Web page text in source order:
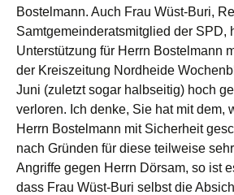
Bostelmann. Auch Frau Wüst-Buri,
Samtgemeinderatsmitglied der SPD,
Unterstützung für Herrn Bostelmann
der Kreiszeitung Nordheide
Juni (zuletzt sogar halbseitig) hoch
verloren. Ich denke, Sie hat mit dem,
Herrn Bostelmann mit Sicherheit
nach Gründen für diese teilweise
Angriffe gegen Herrn Dörsam, so ist
dass Frau Wüst-Buri selbst die